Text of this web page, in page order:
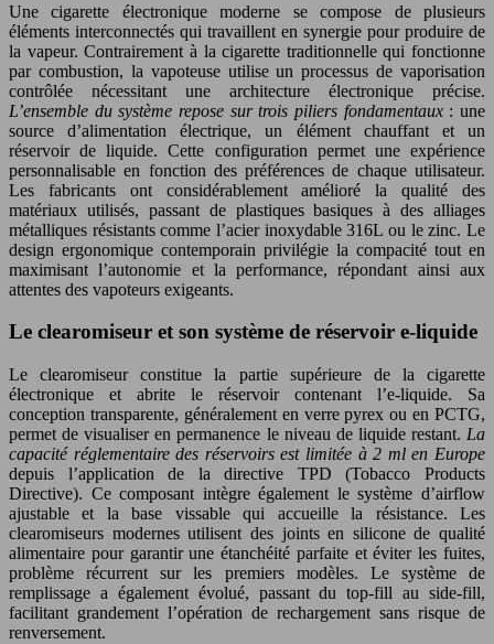
Une cigarette électronique moderne se compose de plusieurs
éléments interconnectés qui travaillent en synergie pour produire de
la vapeur. Contrairement à la cigarette traditionnelle qui fonctionne
par combustion, la vapoteuse utilise un processus de vaporisation
contrôlée nécessitant une architecture électronique précise.
L’ensemble du système repose sur trois piliers fondamentaux: une
source d’alimentation électrique, un élément chauffant et un
réservoir de liquide. Cette configuration permet une expérience
personnalisable en fonction des préférences de chaque utilisateur.
Les fabricants ont considérablement amélioré la qualité des
matériaux utilisés, passant de plastiques basiques à des alliages
métalliques résistants comme l’acier inoxydable 316L ou le zinc. Le
design ergonomique contemporain privilégie la compacité tout en
maximisant l’autonomie et la performance, répondant ainsi aux
attentes des vapoteurs exigeants.
Le clearomiseur et son système de réservoir e-liquide
Le clearomiseur constitue la partie supérieure de la cigarette
électronique et abrite le réservoir contenant l’e-liquide. Sa
conception transparente, généralement en verre pyrex ou en PCTG,
permet de visualiser en permanence le niveau de liquide restant. La
capacité réglementaire des réservoirs est limitée à 2 ml en Europe
depuis l’application de la directive TPD (Tobacco Products
Directive). Ce composant intègre également le système d’airflow
ajustable et la base vissable qui accueille la résistance. Les
clearomiseurs modernes utilisent des joints en silicone de qualité
alimentaire pour garantir une étanchéité parfaite et éviter les fuites,
problème récurrent sur les premiers modèles. Le système de
remplissage a également évolué, passant du top-fill au side-fill,
facilitant grandement l’opération de rechargement sans risque de
renversement.